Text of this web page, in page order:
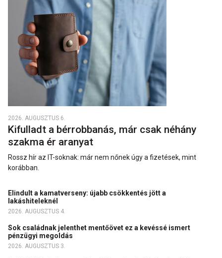
2026. AUGUSZTUS 6.
Kifulladt a bérrobbanás, már csak néhány
szakma ér aranyat
Rossz hír az IT-soknak: már nem nőnek úgy a fizetések, mint
korábban.
Elindult a kamatverseny: újabb csökkentés jött a
lakáshiteleknél
2026. AUGUSZTUS 4.
Sok családnak jelenthet mentőövet ez a kevéssé ismert
pénzügyi megoldás
2026. AUGUSZTUS 3.